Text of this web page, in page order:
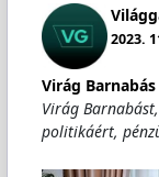
2023.
Virág
Virág
politikáért,